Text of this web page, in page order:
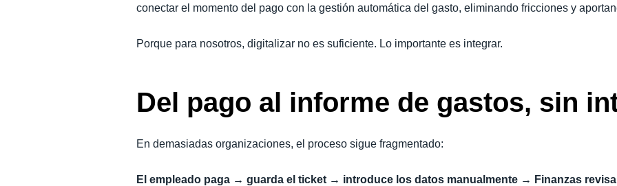
conectar el momento del pago con la gestión automática del gasto, eliminando fricciones y
Porque para nosotros, digitalizar no es suficiente. Lo importante es integrar.
Del pago al informe de gastos, sin
En demasiadas organizaciones, el proceso sigue fragmentado:
El empleado paga → guarda el ticket → introduce los datos manualmente → Finanzas